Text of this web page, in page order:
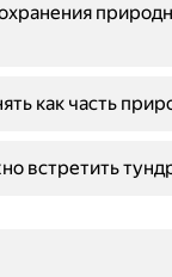
как часть
встретить